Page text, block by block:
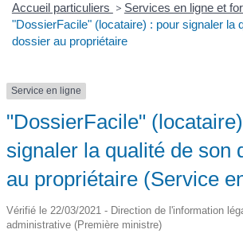
Accueil particuliers > Services en ligne et
"DossierFacile" (locataire) : pour signaler la
dossier au propriétaire
Service en ligne
"DossierFacile"
signaler la qualité de son
au propriétaire (Service
Vérifié le 22/03/2021 - Direction de l'information
administrative (Première ministre)